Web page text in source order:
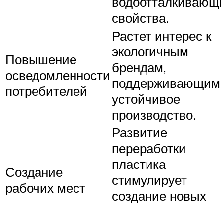
свойства.
Повышение
осведомленности
потребителей
Растет интерес к
экологичным
брендам,
поддерживающим
устойчивое
производство.
Создание
рабочих мест
Развитие
переработки
пластика
стимулирует
создание новых